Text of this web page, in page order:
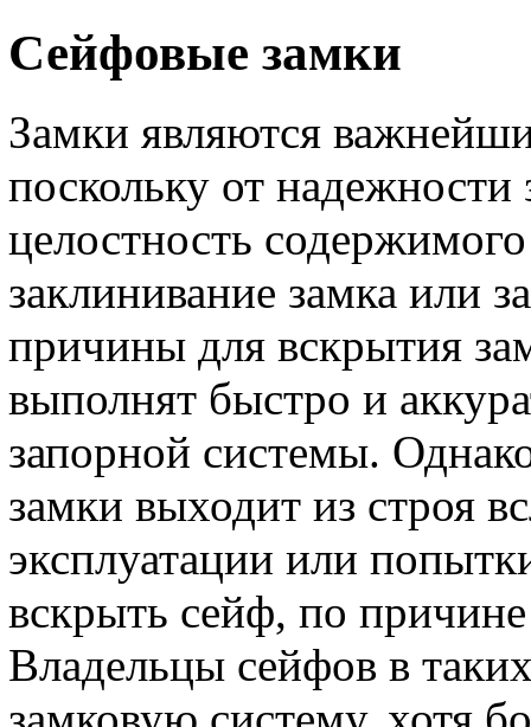
Сейфовые замки
Замки являются
поскольку от надежности
целостность
заклинивание замка или
причины для вскрытия
выполнят быстро и
запорной системы.
замки выходит из строя
эксплуатации или
вскрыть сейф, по
Владельцы сейфов в